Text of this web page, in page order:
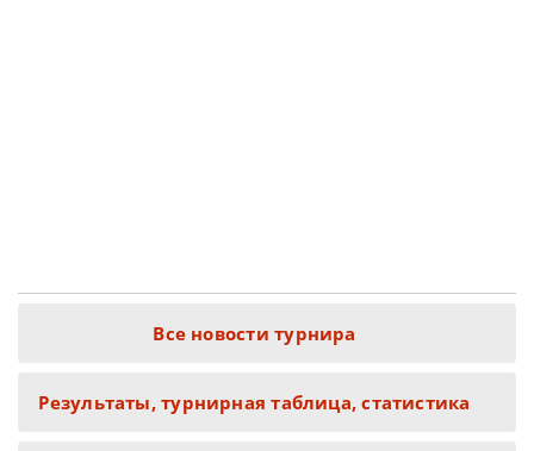
Все новости турнира
Результаты, турнирная таблица, статистика